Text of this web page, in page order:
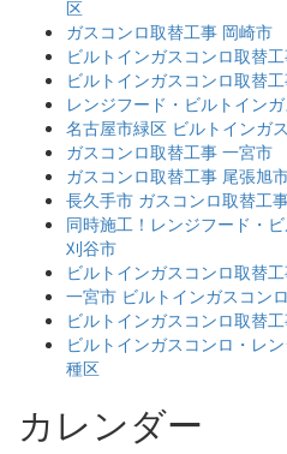
区
ガスコンロ取替工事 岡崎市
ビルトインガスコンロ取替
ビルトインガスコンロ取替
レンジフード・ビルトイン
名古屋市緑区 ビルトインガ
ガスコンロ取替工事 一宮市
ガスコンロ取替工事 尾張旭
長久手市 ガスコンロ取替工
同時施工！レンジフード・
刈谷市
ビルトインガスコンロ取替
一宮市 ビルトインガスコン
ビルトインガスコンロ取替
ビルトインガスコンロ・レ
種区
カレンダー